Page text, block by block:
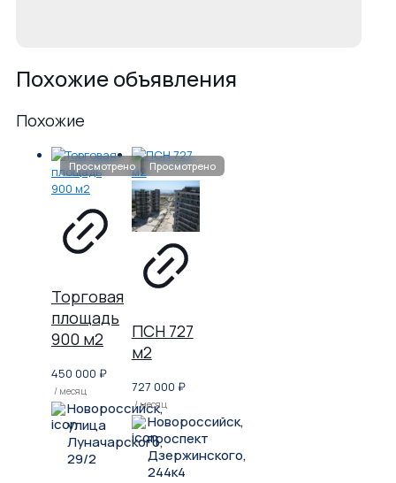
Похожие объявления
Похожие
Торговая
площадь
900 м2
450 000 ₽
/ месяц
Новороссийск,
улица
Луначарского,
29/2
ПСН 727
м2
727 000 ₽
/ месяц
Новороссийск,
проспект
Дзержинского,
244к4